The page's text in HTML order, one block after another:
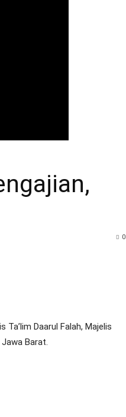
0
Ta’lim Daarul Falah, Majelis
Jawa Barat.